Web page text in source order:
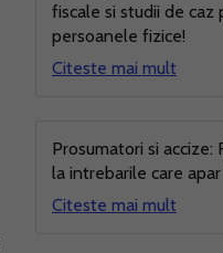
fiscale si studii de caz
persoanele fizice!
Citeste mai mult
Prosumatori si accize:
la intrebarile care
Citeste mai mult